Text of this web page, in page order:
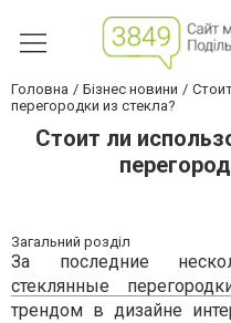
Головна Бізнес новини
перегородки из стекла?
Стоит ли
Загальний розділ
За последние
стеклянные
трендом в дизайне